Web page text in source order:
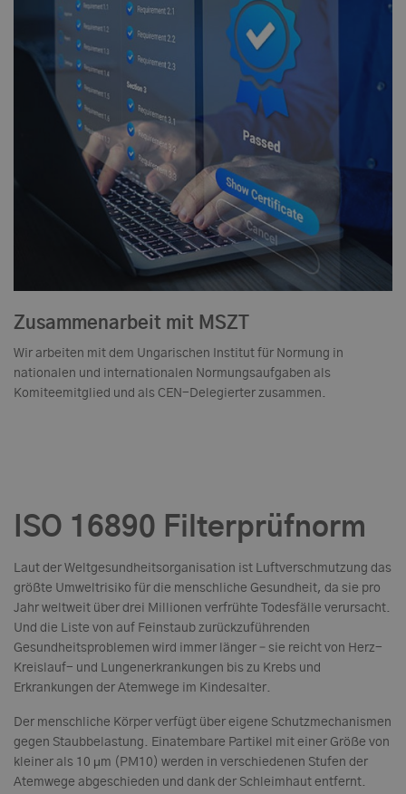
Zusammenarbeit mit MSZT
Wir arbeiten mit dem Ungarischen Institut für Normung in
nationalen und internationalen Normungsaufgaben als
Komiteemitglied und als CEN-Delegierter zusammen.
ISO 16890 Filterprüfnorm
Laut der Weltgesundheitsorganisation ist Luftverschmutzung das
größte Umweltrisiko für die menschliche Gesundheit, da sie pro
Jahr weltweit über drei Millionen verfrühte Todesfälle verursacht.
Und die Liste von auf Feinstaub zurückzuführenden
Gesundheitsproblemen wird immer länger – sie reicht von Herz-
Kreislauf- und Lungenerkrankungen bis zu Krebs und
Erkrankungen der Atemwege im Kindesalter.
Der menschliche Körper verfügt über eigene Schutzmechanismen
gegen Staubbelastung. Einatembare Partikel mit einer Größe von
kleiner als 10 μm (PM10) werden in verschiedenen Stufen der
Atemwege abgeschieden und dank der Schleimhaut entfernt.